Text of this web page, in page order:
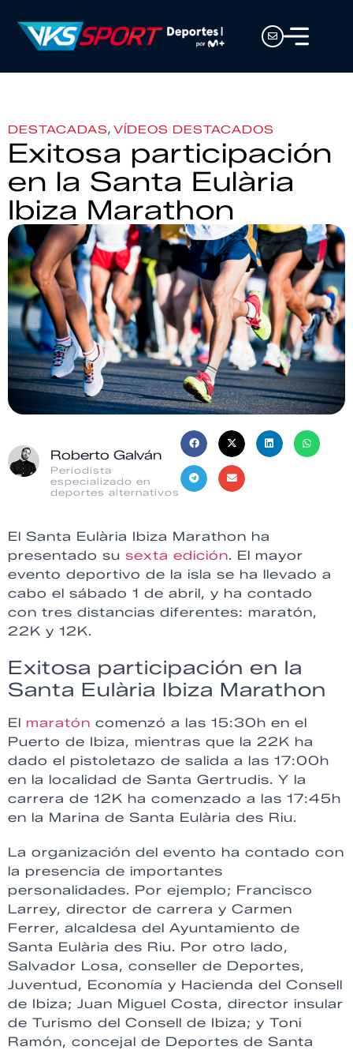
DESTACADAS, VÍDEOS DESTACADOS
Exitosa participación
en la Santa Eulària
Ibiza Marathon
Roberto Galván
Periodista
especializado en
deportes alternativos
El Santa Eulària Ibiza Marathon ha
presentado su sexta edición. El mayor
evento deportivo de la isla se ha llevado a
cabo el sábado 1 de abril, y ha contado
con tres distancias diferentes: maratón,
22K y 12K.
Exitosa participación en la
Santa Eulària Ibiza Marathon
El maratón comenzó a las 15:30h en el
Puerto de Ibiza, mientras que la 22K ha
dado el pistoletazo de salida a las 17:00h
en la localidad de Santa Gertrudis. Y la
carrera de 12K ha comenzado a las 17:45h
en la Marina de Santa Eulària des Riu.
La organización del evento ha contado con
la presencia de importantes
personalidades. Por ejemplo; Francisco
Larrey, director de carrera y Carmen
Ferrer, alcaldesa del Ayuntamiento de
Santa Eulària des Riu. Por otro lado,
Salvador Losa, conseller de Deportes,
Juventud, Economía y Hacienda del Consell
de Ibiza; Juan Miguel Costa, director insular
de Turismo del Consell de Ibiza; y Toni
Ramón, concejal de Deportes de Santa